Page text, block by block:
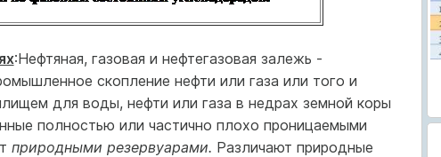
:Нефтяная, газовая и нефтегазовая залежь -
скопление нефти или газа или того и
для воды, нефти или газа в недрах земной коры
полностью или частично плохо проницаемы­ми
природными резервуарами. Различают природные